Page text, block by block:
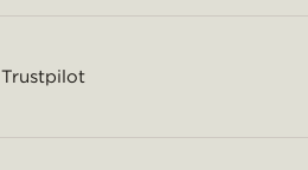
Trustpilot